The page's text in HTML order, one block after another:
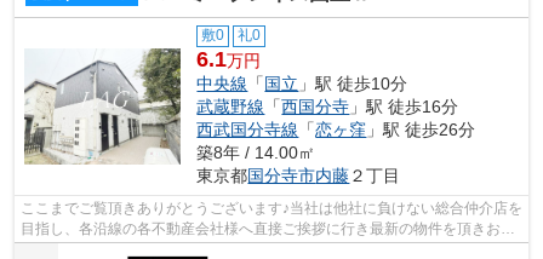
敷0 礼0
6.1万円
中央線 「国立 」駅 徒歩10分
武蔵野線 「西国分寺 」駅 徒歩16分
西武国分寺線 「恋ヶ窪 」駅 徒歩26分
築8年 / 14.00㎡
東京都国分寺市内藤２丁目
ここまでご覧頂きありがとうございます♪当社は他社に負けない総合仲介店を
目指し、各沿線の各不動産会社様へ直接ご挨拶に行き最新の物件を頂きお客
様へ提供しております！最新の情報は...